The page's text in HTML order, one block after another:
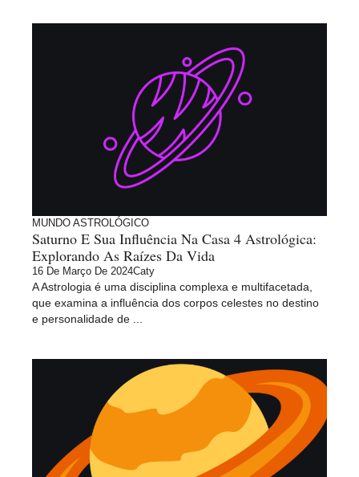
MUNDO ASTROLÓGICO
Saturno E Sua Influência Na Casa 4 Astrológica:
Explorando As Raízes Da Vida
16 De Março De 2024Caty
A Astrologia é uma disciplina complexa e multifacetada,
que examina a influência dos corpos celestes no destino
e personalidade de ...